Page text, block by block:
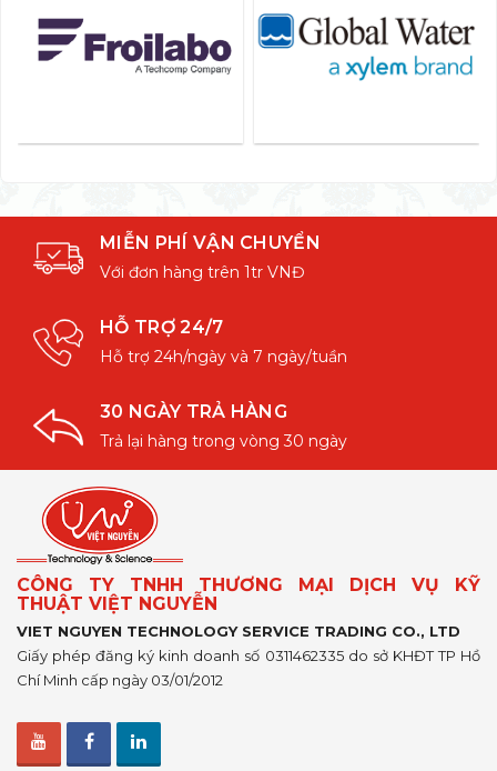
MIỄN PHÍ VẬN CHUYỂN
Với đơn hàng trên 1tr VNĐ
HỖ TRỢ 24/7
Hỗ trợ 24h/ngày và 7 ngày/tuần
30 NGÀY TRẢ HÀNG
Trả lại hàng trong vòng 30 ngày
CÔNG TY TNHH THƯƠNG MẠI DỊCH VỤ KỸ
THUẬT VIỆT NGUYỄN
VIET NGUYEN TECHNOLOGY SERVICE TRADING CO., LTD
Giấy phép đăng ký kinh doanh số 0311462335 do sở KHĐT TP Hồ
Chí Minh cấp ngày 03/01/2012